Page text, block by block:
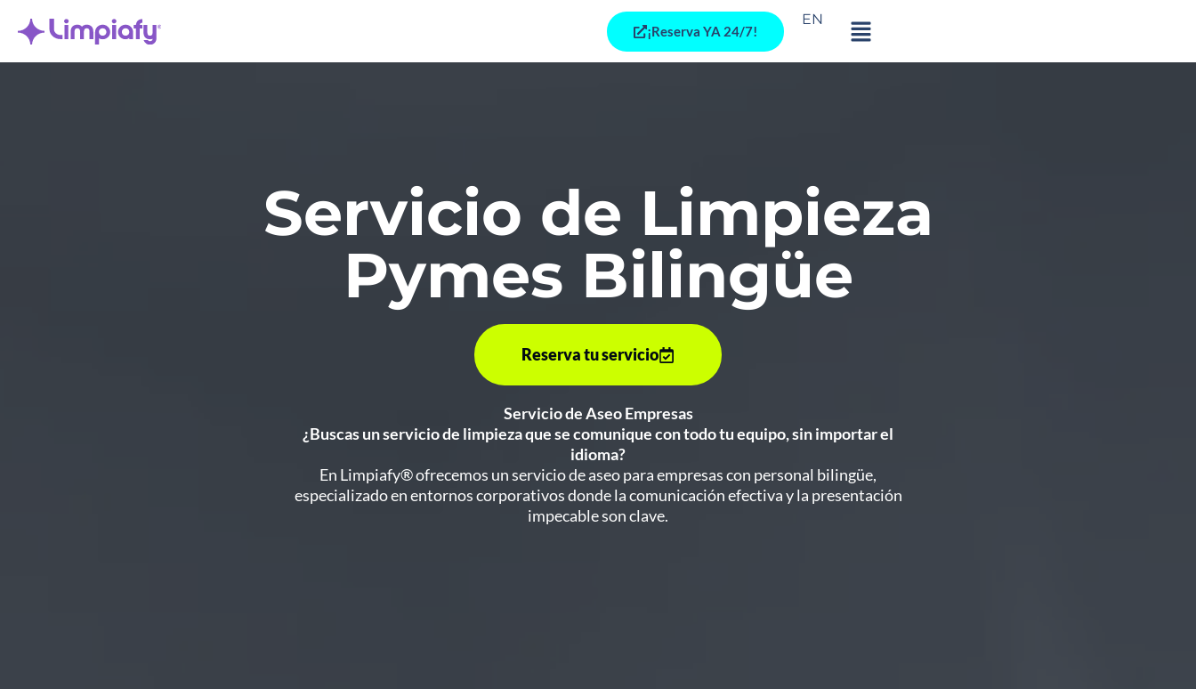
¡Reserva YA 24/7!
EN
Servicio de Limpieza
Pymes Bilingüe
Reserva tu servicio
Servicio de Aseo Empresas
¿Buscas un servicio de limpieza que se comunique con todo tu equipo, sin importar el
idioma?
En Limpiafy® ofrecemos un servicio de aseo para empresas con personal bilingüe,
especializado en entornos corporativos donde la comunicación efectiva y la presentación
impecable son clave.